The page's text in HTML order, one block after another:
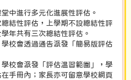
中進行多元化進展性評估。
結性評估，上學期不設總結性評
年共有三次總結性評估。
校會透過通告派發「簡易版評估
校會派發「評估温習範圍」，學
手冊內；家長亦可留意學校網頁